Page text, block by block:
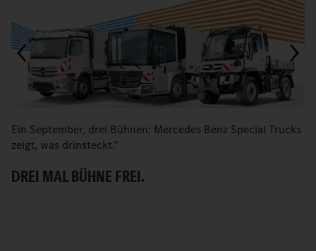
Ein September, drei Bühnen: Mercedes Benz Special Trucks
zeigt, was drinsteckt."
DREI MAL BÜHNE FREI.